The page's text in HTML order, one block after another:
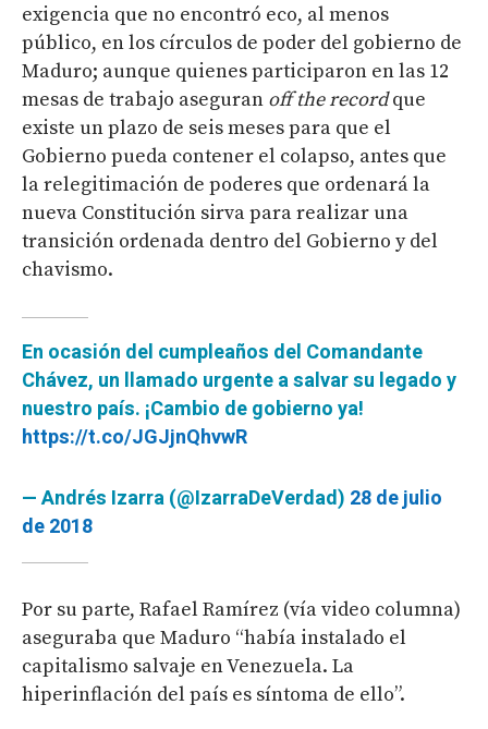
exigencia que no encontró eco, al menos
público, en los círculos de poder del gobierno de
Maduro; aunque quienes participaron en las 12
mesas de trabajo aseguran off the recordque
existe un plazo de seis meses para que el
Gobierno pueda contener el colapso, antes que
la relegitimación de poderes que ordenará la
nueva Constitución sirva para realizar una
transición ordenada dentro del Gobierno y del
chavismo.
En ocasión del cumpleaños del Comandante
Chávez, un llamado urgente a salvar su legado y
nuestro país. ¡Cambio de gobierno ya!
https://t.co/JGJjnQhvwR
— Andrés Izarra (@IzarraDeVerdad) 28 de julio
de 2018
Por su parte, Rafael Ramírez (vía video columna)
aseguraba que Maduro “había instalado el
capitalismo salvaje en Venezuela. La
hiperinflación del país es síntoma de ello”.